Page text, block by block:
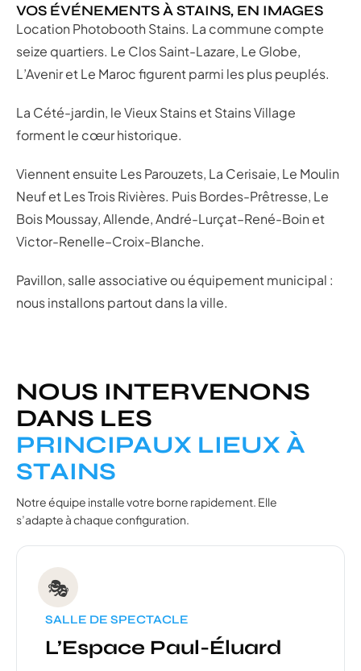
VOS ÉVÉNEMENTS À STAINS, EN IMAGES
Location Photobooth Stains. La commune compte
seize quartiers. Le Clos Saint-Lazare, Le Globe,
L’Avenir et Le Maroc figurent parmi les plus peuplés.
La Cété-jardin, le Vieux Stains et Stains Village
forment le cœur historique.
Viennent ensuite Les Parouzets, La Cerisaie, Le Moulin
Neuf et Les Trois Rivières. Puis Bordes-Prêtresse, Le
Bois Moussay, Allende, André-Lurçat–René-Boin et
Victor-Renelle–Croix-Blanche.
Pavillon, salle associative ou équipement municipal :
nous installons partout dans la ville.
NOUS INTERVENONS
DANS LES
PRINCIPAUX LIEUX À
STAINS
Notre équipe installe votre borne rapidement. Elle
s’adapte à chaque configuration.
🎭
SALLE DE SPECTACLE
L’Espace Paul-Éluard